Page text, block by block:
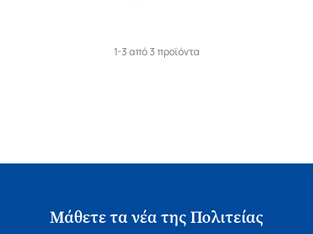
1-3 από 3 προϊόντα
Μάθετε τα νέα της Πολιτείας